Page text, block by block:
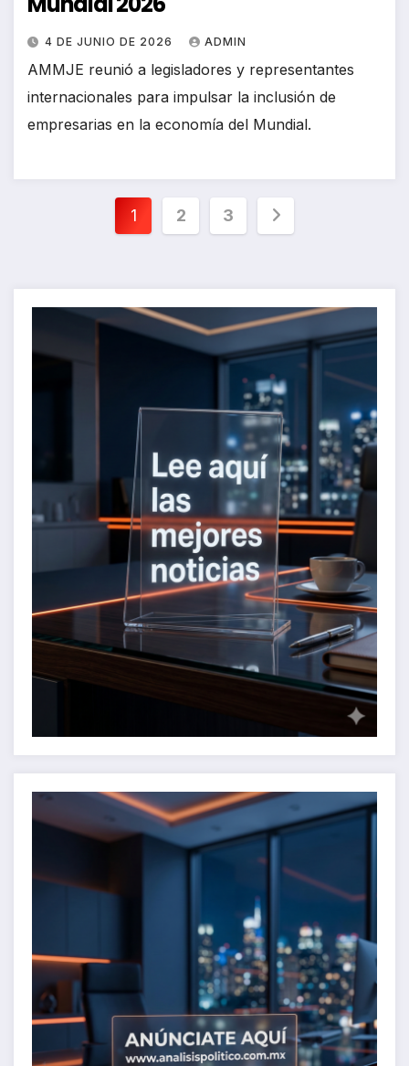
4 DE JUNIO DE 2026 ADMIN
AMMJE reunió a legisladores y representantes
internacionales para impulsar la inclusión de
empresarias en la economía del Mundial.
Paginación
entradas
1 2 3